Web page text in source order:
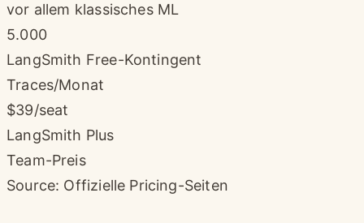
vor allem klassisches ML
5.000
LangSmith Free-Kontingent
Traces/Monat
$39/seat
LangSmith Plus
Team-Preis
Source: Offizielle Pricing-Seiten